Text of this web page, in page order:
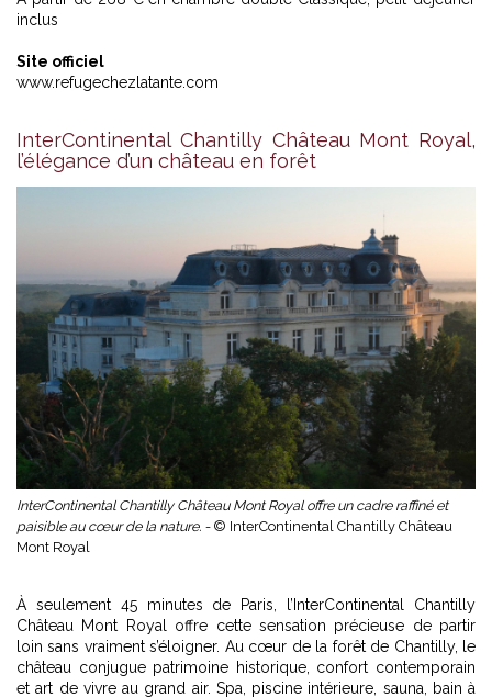
inclus
Site officiel
www.refugechezlatante.com
InterContinental Chantilly Château Mont Royal,
l’élégance d’un château en forêt
InterContinental Chantilly Château Mont Royal offre un cadre raffiné et
paisible au cœur de la nature. - © InterContinental Chantilly Château
Mont Royal
À seulement 45 minutes de Paris, l’InterContinental Chantilly
Château Mont Royal offre cette sensation précieuse de partir
loin sans vraiment s’éloigner. Au cœur de la forêt de Chantilly, le
château conjugue patrimoine historique, confort contemporain
et art de vivre au grand air. Spa, piscine intérieure, sauna, bain à